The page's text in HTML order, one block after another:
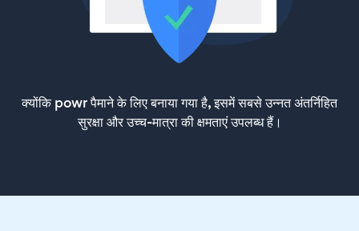
क्योंकि powr पैमाने के लिए बनाया गया है, इसमें सबसे उन्नत अंतर्निहित
सुरक्षा और उच्च-मात्रा की क्षमताएं उपलब्ध हैं।